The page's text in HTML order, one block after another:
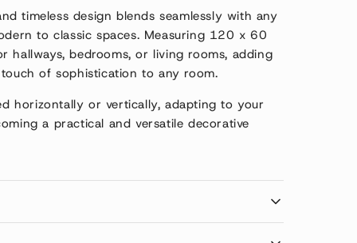
timeless design blends seamlessly with any
to classic spaces. Measuring 120 x 60
hallways, bedrooms, or living rooms, adding
of sophistication to any room.
horizontally or vertically, adapting to your
a practical and versatile decorative